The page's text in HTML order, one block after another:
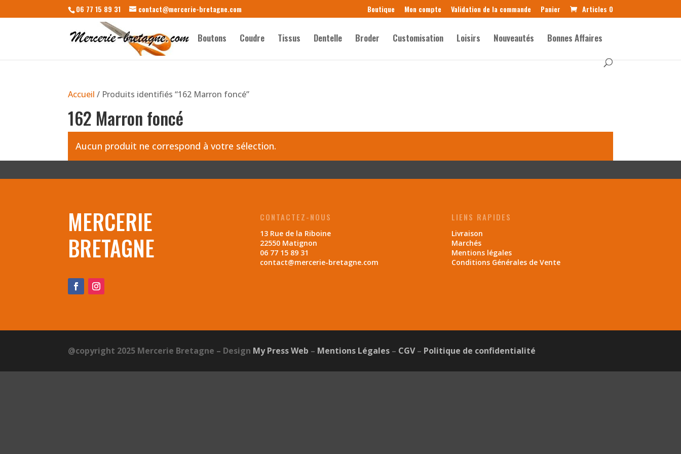
06 77 15 89 31 contact@mercerie-bretagne.com Boutique Mon compte Validation de la commande Panier Articles 0
Boutons Coudre Tissus Dentelle Broder Customisation Loisirs Nouveautés Bonnes Affaires
Accueil / Produits identifiés “162 Marron foncé”
162 Marron foncé
Aucun produit ne correspond à votre sélection.
MERCERIE
BRETAGNE
CONTACTEZ-NOUS
13 Rue de la Riboine
22550 Matignon
06 77 15 89 31
contact@mercerie-bretagne.com
LIENS RAPIDES
Livraison
Marchés
Mentions légales
Conditions Générales de Vente
@copyright 2025 Mercerie Bretagne – Design My Press Web – Mentions Légales – CGV– Politique de confidentialité